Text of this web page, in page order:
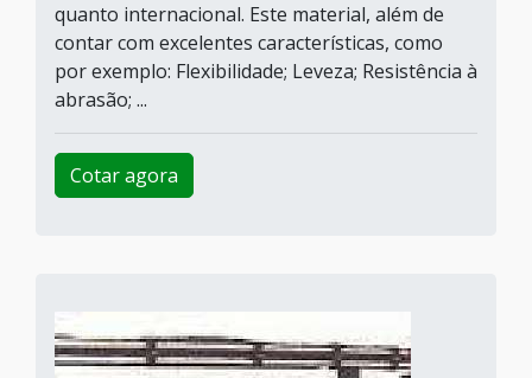
quanto internacional. Este material, além de
contar com excelentes características, como
por exemplo: Flexibilidade; Leveza; Resistência à
abrasão; ...
Cotar agora